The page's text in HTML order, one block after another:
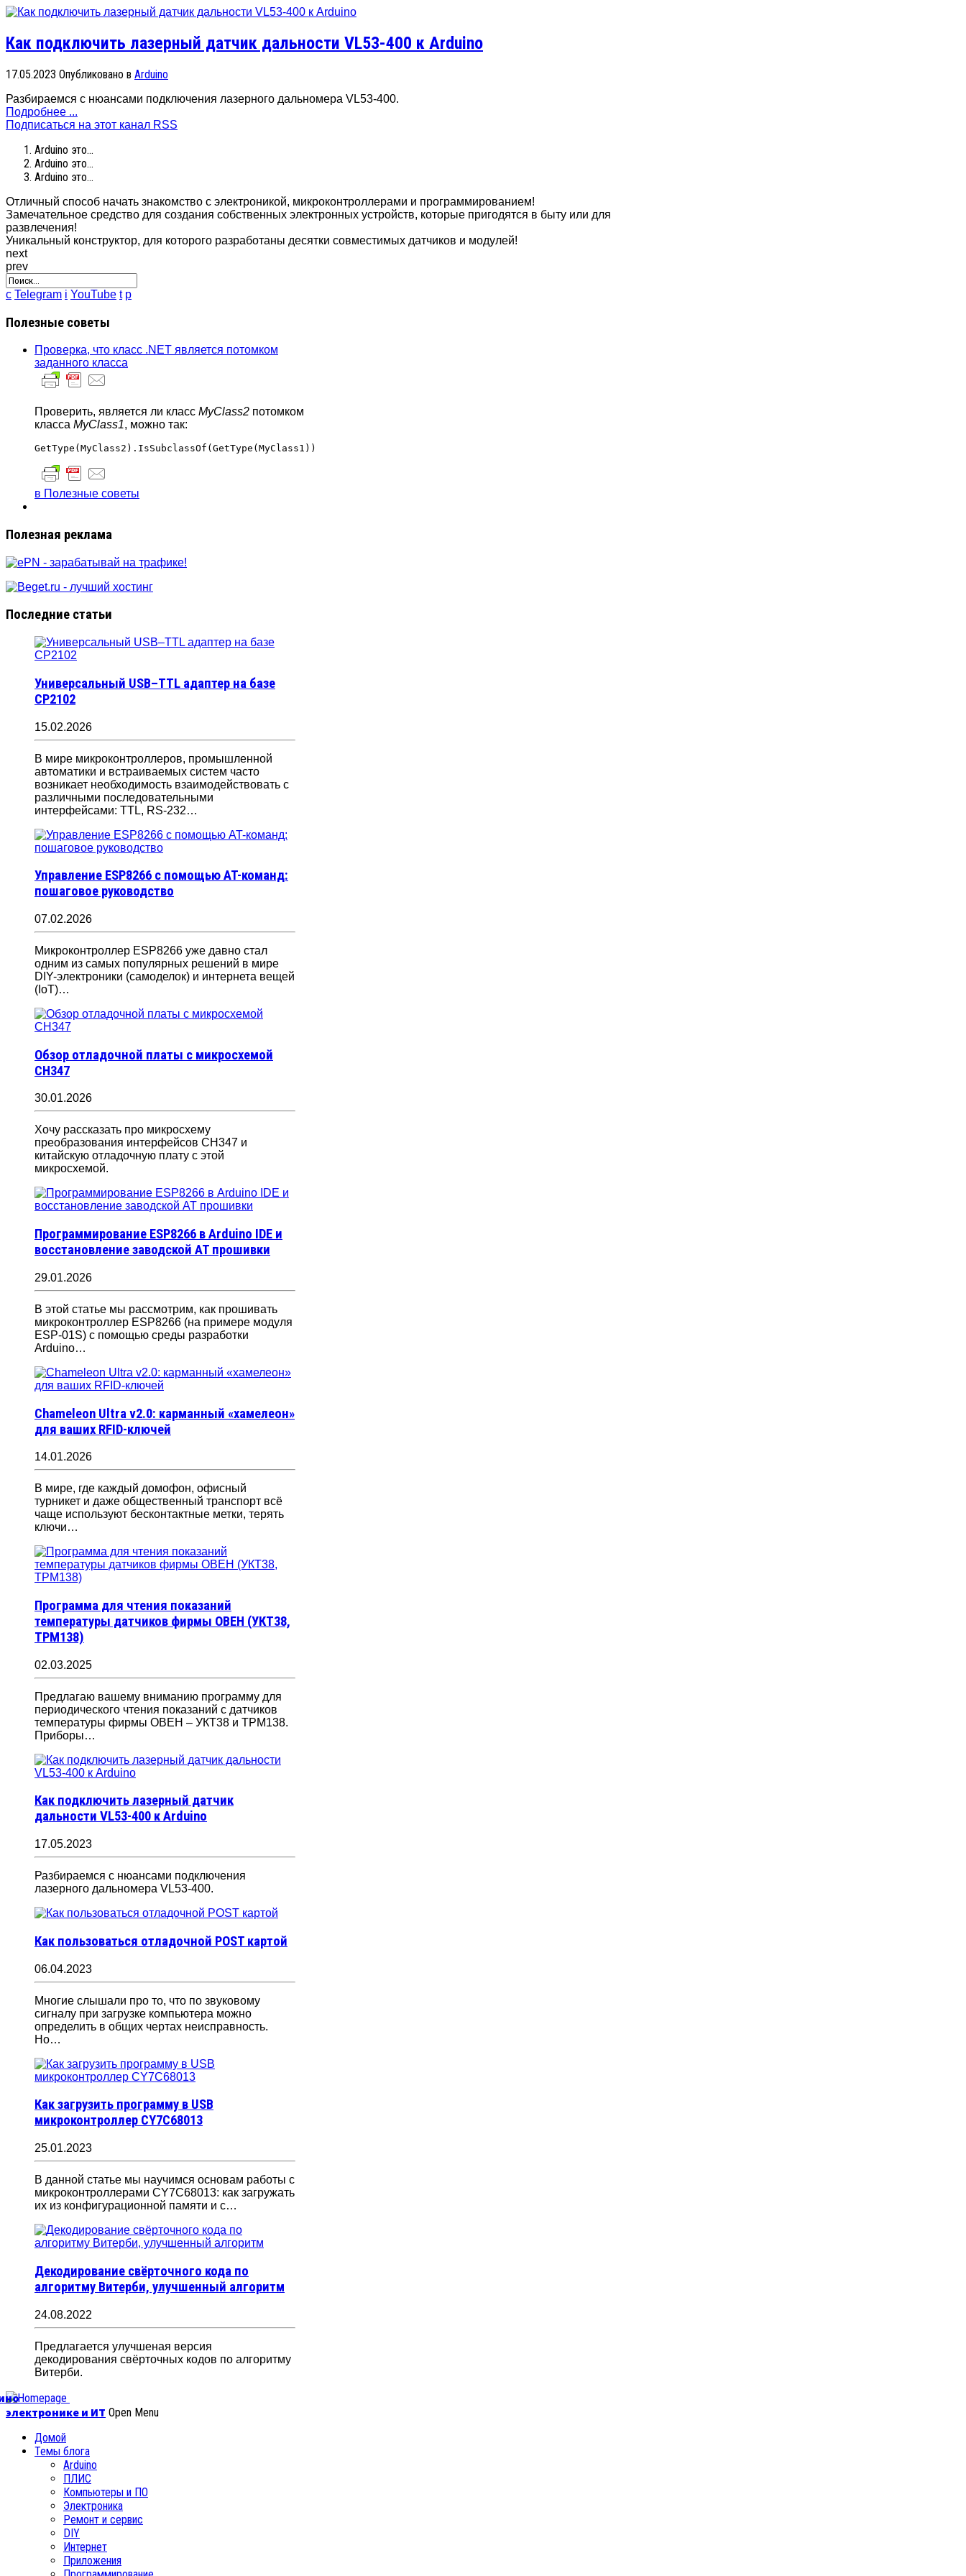
Как подключить лазерный датчик дальности VL53-400 к Arduino
17.05.2023 Опубликовано в Arduino
Разбираемся с нюансами подключения лазерного дальномера VL53-400.
Подробнее ...
Подписаться на этот канал RSS
Arduino это...
Arduino это...
Arduino это...
Отличный способ начать знакомство с электроникой, микроконтроллерами и программированием!
Замечательное средство для создания собственных электронных устройств, которые пригодятся в быту или для
развлечения!
Уникальный конструктор, для которого разработаны десятки совместимых датчиков и модулей!
next
prev
c Telegram i YouTube t p
Полезные советы
Проверка, что класс .NET является потомком
заданного класса
Проверить, является ли класс MyClass2 потомком
класса MyClass1, можно так:
в Полезные советы
Полезная реклама
Последние статьи
Универсальный USB–TTL адаптер на базе
CP2102
15.02.2026
В мире микроконтроллеров, промышленной
автоматики и встраиваемых систем часто
возникает необходимость взаимодействовать с
различными последовательными
интерфейсами: TTL, RS-232…
Управление ESP8266 с помощью AT-команд:
пошаговое руководство
07.02.2026
Микроконтроллер ESP8266 уже давно стал
одним из самых популярных решений в мире
DIY-электроники (самоделок) и интернета вещей
(IoT)…
Обзор отладочной платы с микросхемой
CH347
30.01.2026
Хочу рассказать про микросхему
преобразования интерфейсов CH347 и
китайскую отладочную плату с этой
микросхемой.
Программирование ESP8266 в Arduino IDE и
восстановление заводской AT прошивки
29.01.2026
В этой статье мы рассмотрим, как прошивать
микроконтроллер ESP8266 (на примере модуля
ESP-01S) с помощью среды разработки
Arduino…
Chameleon Ultra v2.0: карманный «хамелеон»
для ваших RFID-ключей
14.01.2026
В мире, где каждый домофон, офисный
турникет и даже общественный транспорт всё
чаще используют бесконтактные метки, терять
ключи…
Программа для чтения показаний
температуры датчиков фирмы ОВЕН (УКТ38,
ТРМ138)
02.03.2025
Предлагаю вашему вниманию программу для
периодического чтения показаний с датчиков
температуры фирмы ОВЕН – УКТ38 и ТРМ138.
Приборы…
Как подключить лазерный датчик
дальности VL53-400 к Arduino
17.05.2023
Разбираемся с нюансами подключения
лазерного дальномера VL53-400.
Как пользоваться отладочной POST картой
06.04.2023
Многие слышали про то, что по звуковому
сигналу при загрузке компьютера можно
определить в общих чертах неисправность.
Но…
Как загрузить программу в USB
микроконтроллер CY7C68013
25.01.2023
В данной статье мы научимся основам работы с
микроконтроллерами CY7C68013: как загружать
их из конфигурационной памяти и с…
Декодирование свёрточного кода по
алгоритму Витерби, улучшенный алгоритм
24.08.2022
Предлагается улучшеная версия
декодирования свёрточных кодов по алгоритму
Витерби.
электронике и ИТ Open Menu
Домой
Темы блога
Arduino
ПЛИС
Компьютеры и ПО
Электроника
Ремонт и сервис
DIY
Интернет
Приложения